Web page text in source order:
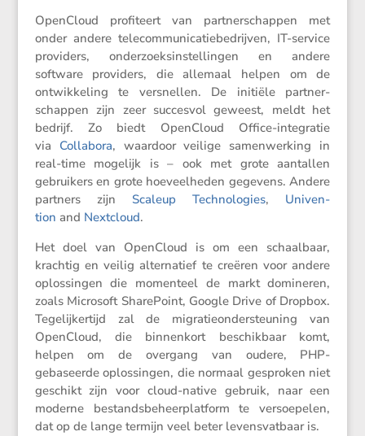
OpenCloud profi­teert van partner­schappen met
onder andere telecom­mu­ni­ca­tie­be­drijven, IT-service
provi­ders, onder­zoeks­in­stel­lingen en andere
software provi­ders, die allemaal helpen om de
ontwik­ke­ling te versnellen. De initiële partner­
schappen zijn zeer succesvol geweest, meldt het
bedrijf. Zo biedt OpenCloud Office-integratie
via Colla­bora, waardoor veilige samen­wer­king in
real-time mogelijk is – ook met grote aantallen
gebrui­kers en grote hoeveel­heden gegevens. Andere
partners zijn Scaleup Techno­lo­gies, Univen­
tion and Nextcloud.
Het doel van OpenCloud is om een schaal­baar,
krachtig en veilig alter­na­tief te creëren voor andere
oplos­singen die momen­teel de markt domineren,
zoals Micro­soft Share­Point, Google Drive of Dropbox.
Tegelij­ker­tijd zal de migra­tie­on­der­steu­ning van
OpenCloud, die binnen­kort beschik­baar komt,
helpen om de overgang van oudere, PHP-
gebaseerde oplos­singen, die normaal gesproken niet
geschikt zijn voor cloud-native gebruik, naar een
moderne bestands­be­heer­plat­form te versoe­pelen,
dat op de lange termijn veel beter levens­vat­baar is.